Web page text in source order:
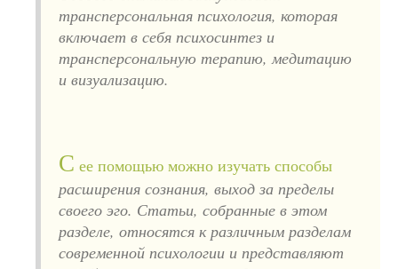
трансперсональная психология, которая
включает в себя психосинтез и
трансперсональную терапию, медитацию
и визуализацию.
С ее помощью можно изучать способы
расширения сознания, выход за пределы
своего эго. Статьи, собранные в этом
разделе, относятся к различным разделам
современной психологии и представляют